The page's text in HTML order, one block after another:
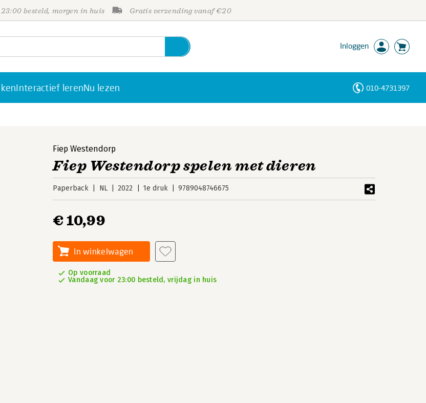
besteld, morgen in huis Gratis verzending vanaf €20
Inloggen
Interactief lerenNu lezen 010-4731397
Fiep Westendorp
Fiep Westendorp spelen met dieren
Paperback NL 2022 1e druk 9789048746675
€ 10,99
In winkelwagen
Op voorraad
Vandaag voor 23:00 besteld, vrijdag in huis
Personen